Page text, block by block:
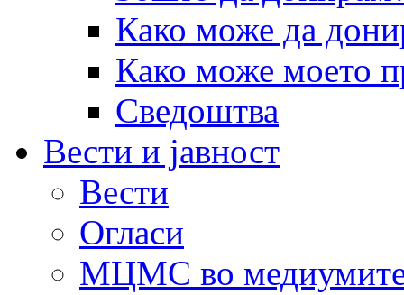
Како може да
Како може моето
Сведоштва
Вести и јавност
Вести
Огласи
МЦМС во